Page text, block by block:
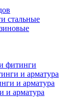
стальные
фитинги
и арматура
и арматура
и арматура